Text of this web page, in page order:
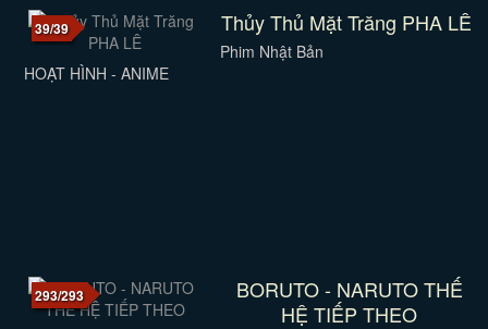
39/39 Thủy Thủ Mặt Trăng PHA LÊ
Phim Nhật Bản
HOẠT HÌNH - ANIME
293/293
BORUTO - NARUTO THẾ
HỆ TIẾP THEO